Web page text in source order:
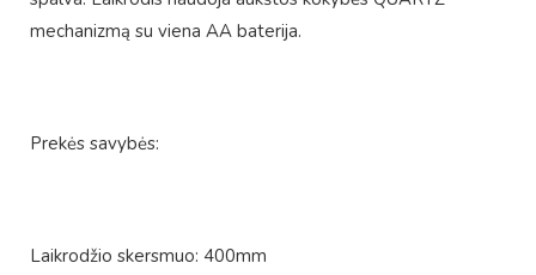
mechanizmą su viena AA baterija.
Prekės savybės:
Laikrodžio skersmuo: 400mm